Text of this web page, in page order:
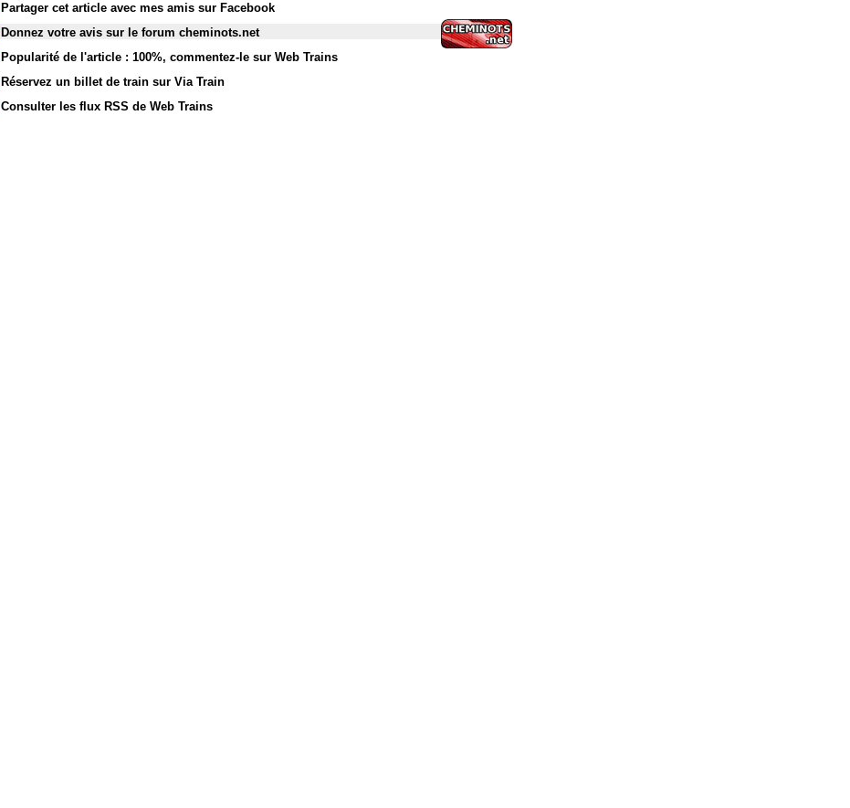
Partager cet article avec mes amis sur Facebook
Donnez votre avis sur le forum cheminots.net
Popularité de l'article : 100%, commentez-le sur Web Trains
Réservez un billet de train sur Via Train
Consulter les flux RSS de Web Trains